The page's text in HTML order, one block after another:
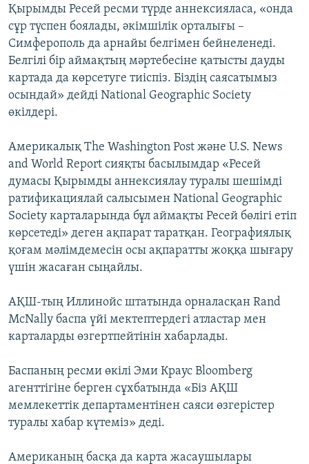
Қырымды Ресей ресми түрде аннексияласа, «онда
сұр түспен боялады, әкімшілік орталығы –
Симферополь да арнайы белгімен бейнеленеді.
Белгілі бір аймақтың мәртебесіне қатысты дауды
картада да көрсетуге тиіспіз. Біздің саясатымыз
осындай» дейді National Geographic Society
өкілдері.
Америкалық The Washington Post және U.S. News
and World Report сияқты басылымдар «Ресей
думасы Қырымды аннексиялау туралы шешімді
ратификациялай салысымен National Geographic
Society карталарында бұл аймақты Ресей бөлігі етіп
көрсетеді» деген ақпарат таратқан. Географиялық
қоғам мәлімдемесін осы ақпаратты жоққа шығару
үшін жасаған сыңайлы.
АҚШ-тың Иллинойс штатында орналасқан Rand
McNally баспа үйі мектептердегі атластар мен
карталарды өзгертпейтінін хабарлады.
Баспаның ресми өкілі Эми Краус Bloomberg
агенттігіне берген сұхбатында «Біз АҚШ
мемлекеттік департаментінен саяси өзгерістер
туралы хабар күтеміз» деді.
Американың басқа да карта жасаушылары